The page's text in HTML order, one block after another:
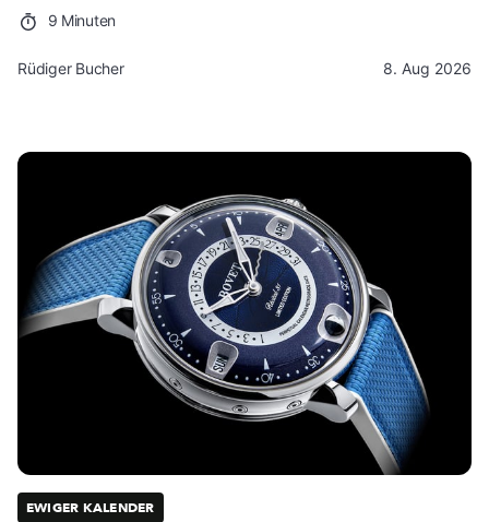
9 Minuten
Rüdiger Bucher 8. Aug 2026
EWIGER KALENDER